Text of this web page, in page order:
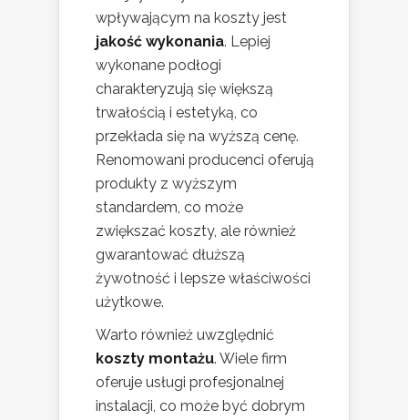
wpływającym na koszty jest
jakość wykonania. Lepiej
wykonane podłogi
charakteryzują się większą
trwałością i estetyką, co
przekłada się na wyższą cenę.
Renomowani producenci oferują
produkty z wyższym
standardem, co może
zwiększać koszty, ale również
gwarantować dłuższą
żywotność i lepsze właściwości
użytkowe.
Warto również uwzględnić
koszty montażu. Wiele firm
oferuje usługi profesjonalnej
instalacji, co może być dobrym